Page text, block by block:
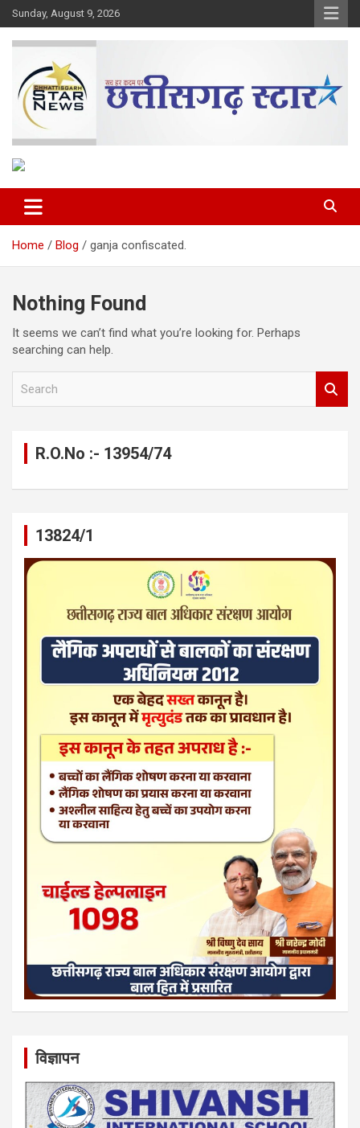
Skip
to
content
Sunday, August 9, 2026
Chhattisgarh Star
Home Blog ganja confiscated.
Nothing Found
It seems we can’t find what you’re looking for. Perhaps
searching can help.
R.O.No :- 13954/74
13824/1
विज्ञापन